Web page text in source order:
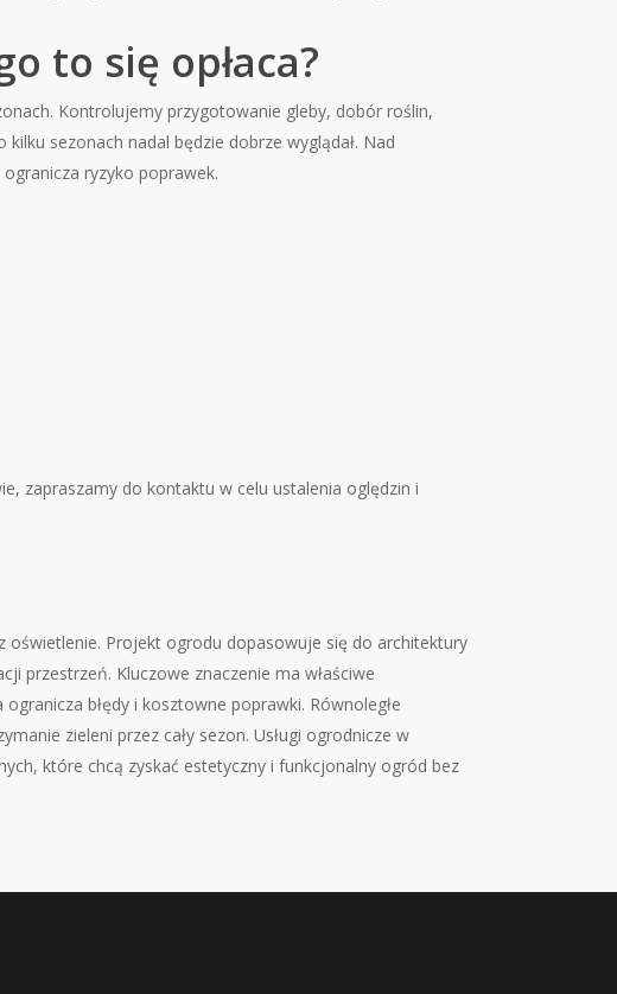
to się opłaca?
Kontrolujemy przygotowanie gleby, dobór roślin,
sezonach nadal będzie dobrze wyglądał. Nad
ryzyko poprawek.
zapraszamy do kontaktu w celu ustalenia oględzin i
oświetlenie. Projekt ogrodu dopasowuje się do architektury
przestrzeń. Kluczowe znaczenie ma właściwe
błędy i kosztowne poprawki. Równoległe
zieleni przez cały sezon. Usługi ogrodnicze w
które chcą zyskać estetyczny i funkcjonalny ogród bez